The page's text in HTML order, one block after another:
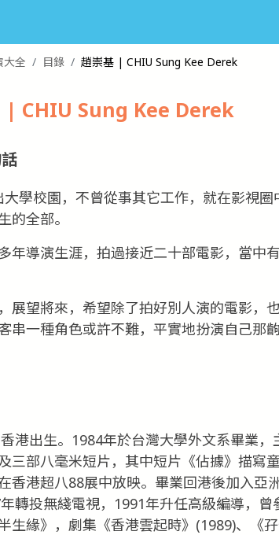
大全 目錄 趙崇基 | CHIU Sung Kee Derek
| CHIU Sung Kee Derek
大學校園，不曾從事其它工作，就在影視
的全部。
年導演生涯，拍過接近二十部電影，當中
展望將來，希望除了拍好別人演的電影，
串一種角色或許不難，平實地扮演自己那齣
港出生。1984年於台灣大學外文系畢業
三部八毫米短片，其中短片《佔據》描寫
香港超八88展中放映。畢業回港後加入亞
轉投無綫電視，1991年升任高級編導，
生緣》，劇集《香港雲起時》(1989)、《